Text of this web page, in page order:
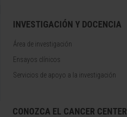
INVESTIGACIÓN Y DOCENCIA
Área de investigación
Ensayos clínicos
Servicios de apoyo a la investigación
CONOZCA EL CANCER CENTER